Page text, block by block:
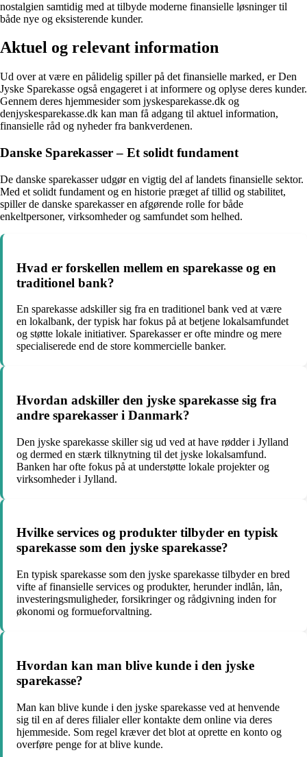
nostalgien samtidig med at tilbyde moderne finansielle løsninger til
både nye og eksisterende kunder.
Aktuel og relevant information
Ud over at være en pålidelig spiller på det finansielle marked, er Den
Jyske Sparekasse også engageret i at informere og oplyse deres kunder.
Gennem deres hjemmesider som jyskesparekasse.dk og
denjyskesparekasse.dk kan man få adgang til aktuel information,
finansielle råd og nyheder fra bankverdenen.
Danske Sparekasser – Et solidt fundament
De danske sparekasser udgør en vigtig del af landets finansielle sektor.
Med et solidt fundament og en historie præget af tillid og stabilitet,
spiller de danske sparekasser en afgørende rolle for både
enkeltpersoner, virksomheder og samfundet som helhed.
Hvad er forskellen mellem en sparekasse og en
traditionel bank?
En sparekasse adskiller sig fra en traditionel bank ved at være
en lokalbank, der typisk har fokus på at betjene lokalsamfundet
og støtte lokale initiativer. Sparekasser er ofte mindre og mere
specialiserede end de store kommercielle banker.
Hvordan adskiller den jyske sparekasse sig fra
andre sparekasser i Danmark?
Den jyske sparekasse skiller sig ud ved at have rødder i Jylland
og dermed en stærk tilknytning til det jyske lokalsamfund.
Banken har ofte fokus på at understøtte lokale projekter og
virksomheder i Jylland.
Hvilke services og produkter tilbyder en typisk
sparekasse som den jyske sparekasse?
En typisk sparekasse som den jyske sparekasse tilbyder en bred
vifte af finansielle services og produkter, herunder indlån, lån,
investeringsmuligheder, forsikringer og rådgivning inden for
økonomi og formueforvaltning.
Hvordan kan man blive kunde i den jyske
sparekasse?
Man kan blive kunde i den jyske sparekasse ved at henvende
sig til en af deres filialer eller kontakte dem online via deres
hjemmeside. Som regel kræver det blot at oprette en konto og
overføre penge for at blive kunde.